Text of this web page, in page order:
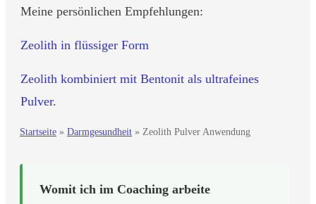
Meine persönlichen Empfehlungen:
Zeolith in flüssiger Form
Zeolith kombiniert mit Bentonit als ultrafeines
Pulver.
Startseite » Darmgesundheit » Zeolith Pulver Anwendung
Womit ich im Coaching arbeite